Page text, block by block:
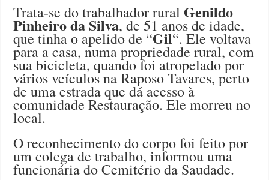
Trata-se do trabalhador rural Genildo
Pinheiro da Silva, de 51 anos de idade,
que tinha o apelido de “Gil“. Ele voltava
para a casa, numa propriedade rural, com
sua bicicleta, quando foi atropelado por
vários veículos na Raposo Tavares, perto
de uma estrada que dá acesso à
comunidade Restauração. Ele morreu no
local.
O reconhecimento do corpo foi feito por
um colega de trabalho, informou uma
funcionária do Cemitério da Saudade.